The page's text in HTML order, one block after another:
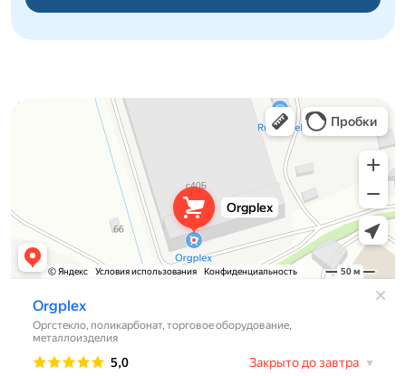
Orgplex
Оргстекло, поликарбонат в Лыткарине
Торговое оборудование в Лыткарине